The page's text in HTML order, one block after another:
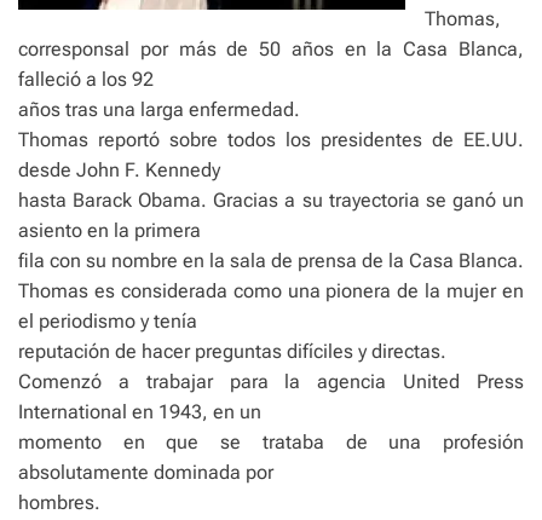
Thomas,
corresponsal por más de 50 años en la Casa Blanca,
falleció a los 92
años tras una larga enfermedad.
Thomas reportó sobre todos los presidentes de EE.UU.
desde John F. Kennedy
hasta Barack Obama. Gracias a su trayectoria se ganó un
asiento en la primera
fila con su nombre en la sala de prensa de la Casa Blanca.
Thomas es considerada como una pionera de la mujer en
el periodismo y tenía
reputación de hacer preguntas difíciles y directas.
Comenzó a trabajar para la agencia United Press
International en 1943, en un
momento en que se trataba de una profesión
absolutamente dominada por
hombres.